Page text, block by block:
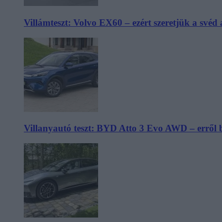
Villámteszt: Volvo EX60 – ezért szeretjük a svéd
Villanyautó teszt: BYD Atto 3 Evo AWD – erről